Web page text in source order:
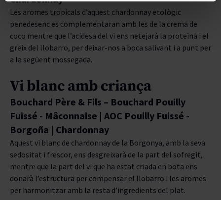
Les aromes tropicals d’aquest chardonnay ecològic
penedesenc es complementaran amb les de la crema de
coco mentre que l’acidesa del vi ens netejarà la proteïna i el
greix del llobarro, per deixar-nos a boca salivant i a punt per
a la següent mossegada.
Vi blanc amb criança
Bouchard Père & Fils – Bouchard Pouilly
Fuissé - Mâconnaise | AOC Pouilly Fuissé -
Borgoña | Chardonnay
Aquest vi blanc de chardonnay de la Borgonya, amb la seva
sedositat i frescor, ens desgreixarà de la part del sofregit,
mentre que la part del vi que ha estat criada en bota ens
donarà l’estructura per compensar el llobarro i les aromes
per harmonitzar amb la resta d’ingredients del plat.